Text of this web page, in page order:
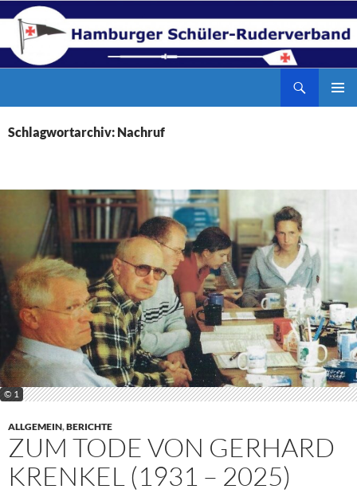
Zum
Inhalt
springen
Schlagwortarchiv: Nachruf
© 1
ALLGEMEIN,BERICHTE
ZUM TODE VON GERHARD
KRENKEL (1931 – 2025)